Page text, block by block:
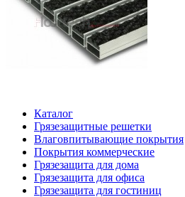
Каталог
Грязезащитные решетки
Влаговпитывающие покрытия
Покрытия коммерческие
Грязезащита для дома
Грязезащита для офиса
Грязезащита для гостиниц